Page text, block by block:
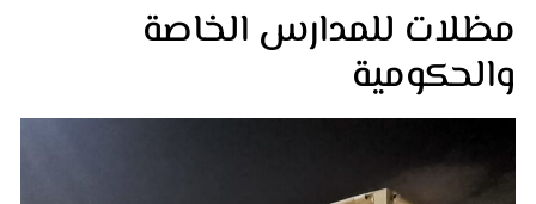
مظلات للمدارس الخاصة
والحكومية